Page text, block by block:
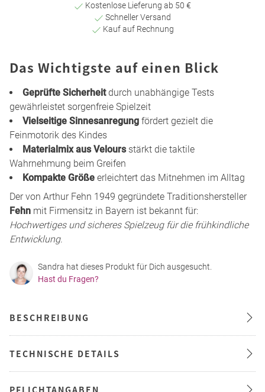
Kostenlose Lieferung ab 50 €
Schneller Versand
Kauf auf Rechnung
Das Wichtigste auf einen Blick
Geprüfte Sicherheitdurch unabhängige Tests
gewährleistet sorgenfreie Spielzeit
Vielseitige Sinnesanregung fördert gezielt die
Feinmotorik des Kindes
Materialmix aus Veloursstärkt die taktile
Wahrnehmung beim Greifen
Kompakte Größe erleichtert das Mitnehmen im Alltag
Der von Arthur Fehn 1949 gegründete Traditionshersteller
Fehn mit Firmensitz in Bayern ist bekannt für:
Hochwertiges und sicheres Spielzeug für die frühkindliche
Entwicklung.
Sandra hat dieses Produkt für Dich ausgesucht.
Hast du Fragen?
BESCHREIBUNG
TECHNISCHE DETAILS